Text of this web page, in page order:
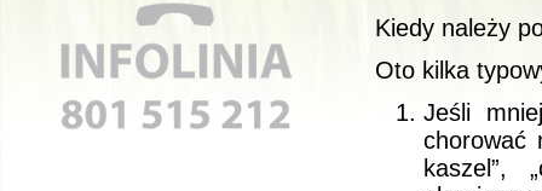
Kiedy należy
Oto kilka
Jeśli
chorować
kaszel”,